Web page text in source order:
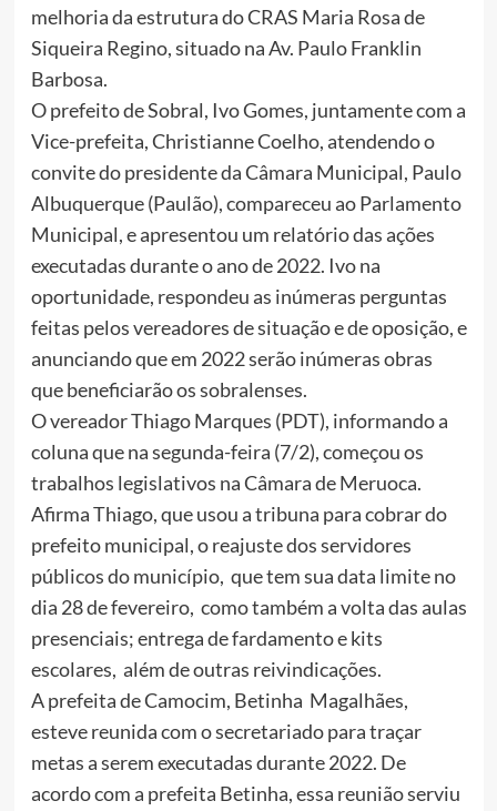
melhoria da estrutura do CRAS Maria Rosa de
Siqueira Regino, situado na Av. Paulo Franklin
Barbosa.
O prefeito de Sobral, Ivo Gomes, juntamente com a
Vice-prefeita, Christianne Coelho, atendendo o
convite do presidente da Câmara Municipal, Paulo
Albuquerque (Paulão), compareceu ao Parlamento
Municipal, e apresentou um relatório das ações
executadas durante o ano de 2022. Ivo na
oportunidade, respondeu as inúmeras perguntas
feitas pelos vereadores de situação e de oposição, e
anunciando que em 2022 serão inúmeras obras
que beneficiarão os sobralenses.
O vereador Thiago Marques (PDT), informando a
coluna que na segunda-feira (7/2), começou os
trabalhos legislativos na Câmara de Meruoca.
Afirma Thiago, que usou a tribuna para cobrar do
prefeito municipal, o reajuste dos servidores
públicos do município, que tem sua data limite no
dia 28 de fevereiro, como também a volta das aulas
presenciais; entrega de fardamento e kits
escolares, além de outras reivindicações.
A prefeita de Camocim, Betinha Magalhães,
esteve reunida com o secretariado para traçar
metas a serem executadas durante 2022. De
acordo com a prefeita Betinha, essa reunião serviu